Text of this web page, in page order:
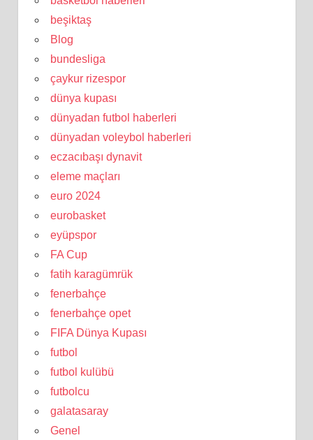
beşiktaş
Blog
bundesliga
çaykur rizespor
dünya kupası
dünyadan futbol haberleri
dünyadan voleybol haberleri
eczacıbaşı dynavit
eleme maçları
euro 2024
eurobasket
eyüpspor
FA Cup
fatih karagümrük
fenerbahçe
fenerbahçe opet
FIFA Dünya Kupası
futbol
futbol kulübü
futbolcu
galatasaray
Genel